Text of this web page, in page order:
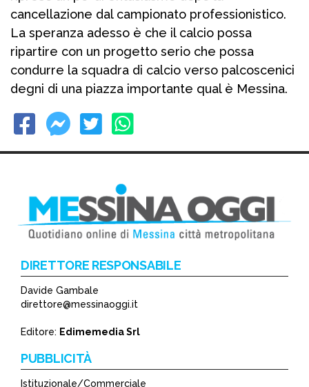
cancellazione dal campionato professionistico.
La speranza adesso è che il calcio possa
ripartire con un progetto serio che possa
condurre la squadra di calcio verso palcoscenici
degni di una piazza importante qual è Messina.
DIRETTORE RESPONSABILE
Davide Gambale
direttore@messinaoggi.it
Editore: Edimemedia Srl
PUBBLICITÀ
Istituzionale/Commerciale